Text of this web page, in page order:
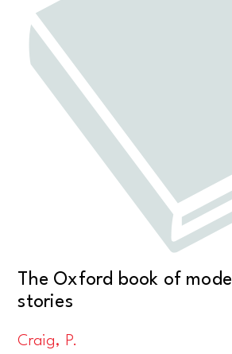
The Oxford book of
stories
Craig, P.